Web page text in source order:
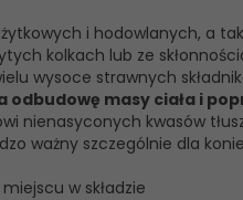
i hodowlanych, a
kolkach lub ze
wysoce strawnych
odbudowę masy ciała i
nienasyconych kwasów
ważny szczególnie dla
w składzie